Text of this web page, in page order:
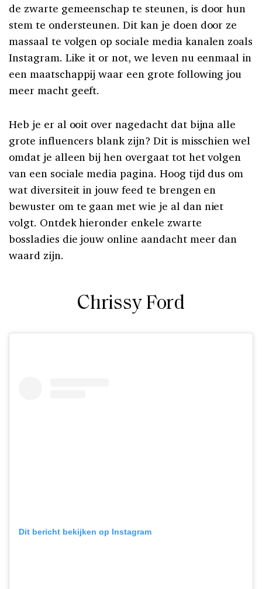
de zwarte gemeenschap te steunen, is door hun
stem te ondersteunen. Dit kan je doen door ze
massaal te volgen op sociale media kanalen zoals
Instagram. Like it or not, we leven nu eenmaal in
een maatschappij waar een grote following jou
meer macht geeft.
Heb je er al ooit over nagedacht dat bijna alle
grote influencers blank zijn? Dit is misschien wel
omdat je alleen bij hen overgaat tot het volgen
van een sociale media pagina. Hoog tijd dus om
wat diversiteit in jouw feed te brengen en
bewuster om te gaan met wie je al dan niet
volgt. Ontdek hieronder enkele zwarte
bossladies die jouw online aandacht meer dan
waard zijn.
Chrissy Ford
Dit bericht bekijken op Instagram